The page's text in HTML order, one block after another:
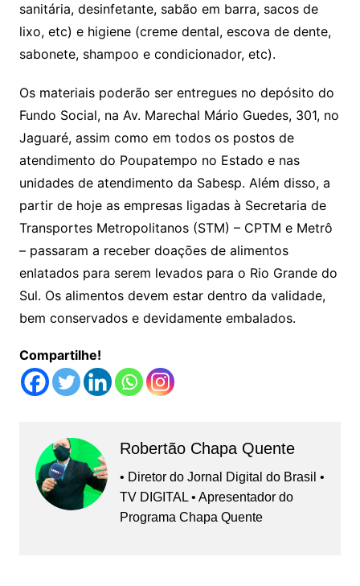
sanitária, desinfetante, sabão em barra, sacos de
lixo, etc) e higiene (creme dental, escova de dente,
sabonete, shampoo e condicionador, etc).
Os materiais poderão ser entregues no depósito do
Fundo Social, na Av. Marechal Mário Guedes, 301, no
Jaguaré, assim como em todos os postos de
atendimento do Poupatempo no Estado e nas
unidades de atendimento da Sabesp. Além disso, a
partir de hoje as empresas ligadas à Secretaria de
Transportes Metropolitanos (STM) – CPTM e Metrô
– passaram a receber doações de alimentos
enlatados para serem levados para o Rio Grande do
Sul. Os alimentos devem estar dentro da validade,
bem conservados e devidamente embalados.
Compartilhe!
Robertão Chapa Quente
• Diretor do Jornal Digital do Brasil •
TV DIGITAL • Apresentador do
Programa Chapa Quente